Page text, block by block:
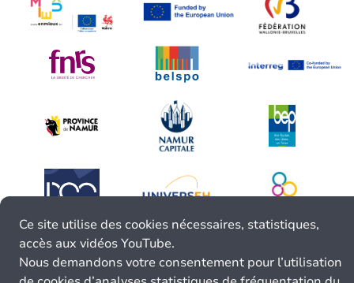
Ce site utilise des cookies nécessaires, statistiques,
accès aux vidéos YouTube.
Nous demandons votre consentement pour l’utilisation